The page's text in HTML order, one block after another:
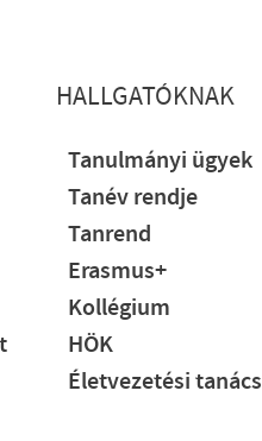
HALLGATÓKNAK
Tanulmányi ügyek
Tanév rendje
Tanrend
Erasmus+
Kollégium
HÖK
Életvezetési